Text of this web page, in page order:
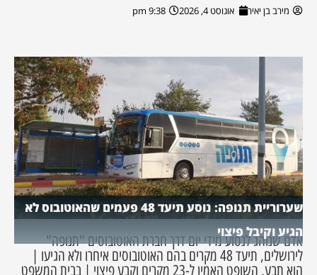
מירב בן יאיר אוגוסט 4, 2026 9:38 pm
שערוריית תנופה: נוסע תיעד 48 פעמים שהאוטובוס לא
הגיע וקיבל פיצוי
אדם שנוהג לנסוע מידי יום דרך חברת האוטובוסים "תנופה"
לירושלים, תיעד 48 מקרים בהם האוטובוסים איחרו ולא הגיעו |
הוא תבע, השופט האמין ל-23 מקרים וקבע פיצוי | בבית המשפט